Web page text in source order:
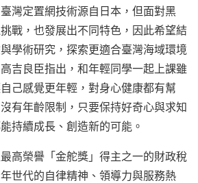
灣定置網技術源自日本，但面對黑
戰，也發展出不同特色，因此希望結
學術研究，探索更適合臺灣海域環境
吉良臣指出，和年輕同學一起上課雖
己感覺更年輕，對身心健康都有幫
有年齡限制，只要保持好奇心與求知
持續成長、創造新的可能。
高榮譽「金舵獎」得主之一的財政稅
世代的自律精神、領導力與服務熱